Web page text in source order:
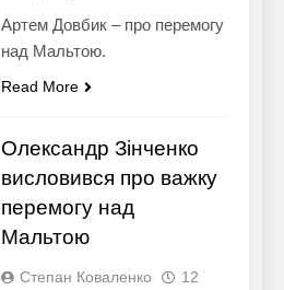
Артем Довбик – про перемогу
над Мальтою.
Read More
Олександр Зінченко
висловився про важку
перемогу над
Мальтою
Степан Коваленко
12